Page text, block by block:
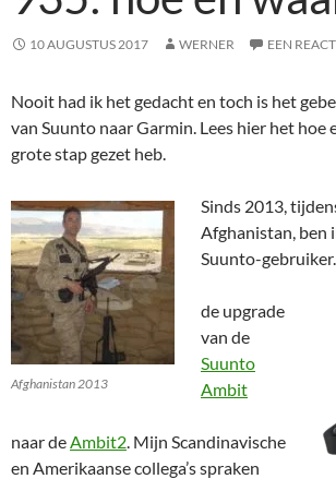
10 AUGUSTUS 2017 WERNER EEN
Nooit had ik het gedacht en toch is het
van Suunto naar Garmin. Lees hier het hoe
grote stap gezet heb.
Afghanistan 2013
Sinds 2013,
Afghanistan, ben
Suunto-
de upgrade
van de
Suunto
Ambit
naar deAmbit2. Mijn Scandinavische
en Amerikaanse collega’s spraken